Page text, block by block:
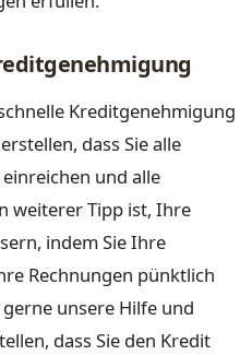
Kreditgenehmigung
dass Sie alle
und alle
weiterer Tipp ist, Ihre
indem Sie Ihre
Rechnungen pünktlich
unsere Hilfe und
dass Sie den Kredit